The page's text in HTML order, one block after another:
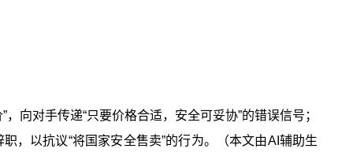
向对手传递“只要价格合适，安全可妥协”的错误信号；
，以抗议“将国家安全售卖”的行为。（本文由AI辅助生